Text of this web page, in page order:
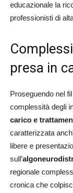
educazionale la
professionisti di
presa in
Proseguendo nel
complessità degli
carico e
caratterizzata
libere e
sull’
regionale
cronica che